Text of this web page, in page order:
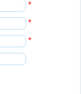
*
*
*